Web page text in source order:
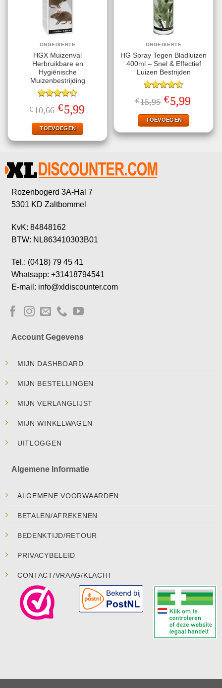
ONGEDIERTE
HGX Muizenval
Herbruikbare en
Hygiënische
Muizenbestrijding
Gewaardeerd
4.47uit 5
€10,66 Oorspronkelijke
prijs
was:
€10,66.
€5,99Huidige
prijs
TOEVOEGEN
ONGEDIERTE
HG Spray Tegen Bladluizen
400ml – Snel & Effectief
Luizen Bestrijden
Gewaardeerd
4.56uit 5
€15,95 Oorspronkelijke
prijs
was:
€15,95.
€5,99Huidige
prijs
TOEVOEGEN
Rozenbogerd 3A-Hal 7
5301 KD Zaltbommel
KvK: 84848162
BTW: NL863410303B01
Tel.: (0418) 79 45 41
Whatsapp: +31418794541
E-mail: info@xldiscounter.com
Account Gegevens
MIJN DASHBOARD
MIJN BESTELLINGEN
MIJN VERLANGLIJST
MIJN WINKELWAGEN
UITLOGGEN
Algemene Informatie
ALGEMENE VOORWAARDEN
BETALEN/AFREKENEN
BEDENKTIJD/RETOUR
PRIVACYBELEID
CONTACT/VRAAG/KLACHT